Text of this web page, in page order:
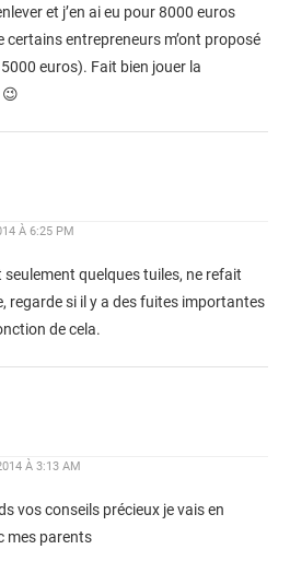
et j’en ai eu pour 8000 euros
certains entrepreneurs m’ont proposé
euros). Fait bien jouer la
À 6:25 PM
seulement quelques tuiles, ne refait
regarde si il y a des fuites importantes
de cela.
À 3:13 AM
vos conseils précieux je vais en
mes parents